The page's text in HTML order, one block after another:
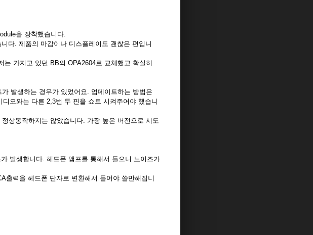
을 장착했습니다.
다. 제품의 마감이나 디스플레이도 괜찮은 편입니
가지고 있던 BB의 OPA2604로 교체했고 확실히
발생하는 경우가 있었어요. 업데이트하는 방법은
오와는 다른 2,3번 두 핀을 쇼트 시켜주어야 했습니
상동작하지는 않았습니다. 가장 높은 버전으로 시도
발생합니다. 헤드폰 앰프를 통해서 들으니 노이즈가
출력을 헤드폰 단자로 변환해서 들어야 쓸만해집니